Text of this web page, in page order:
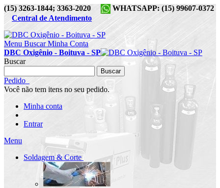
(15) 3263-1844; 3363-2020
WHATSAPP: (15) 99607-0372
Central de Atendimento
Menu Buscar Minha Conta
DBC Oxigênio - Boituva - SP
Buscar
Buscar
Pedido
Você não tem itens no seu pedido.
Minha conta
Entrar
Menu
Soldagem & Corte